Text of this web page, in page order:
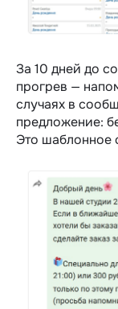
За 10 дней до
прогрев —
случаях в
предложение:
Это шаблонное